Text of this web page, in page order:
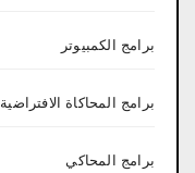
برامج الكمبيوتر
برامج المحاكاة الافتراضية
برامج المحاكي